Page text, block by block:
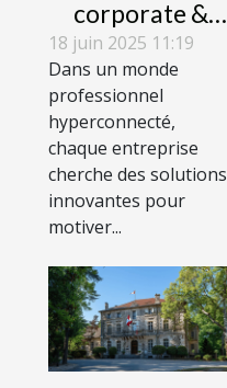
corporate &
bien-être :
comment le spa
et le golf
renforcent la
cohésion
d'équipe ?
18 juin 2025 11:19
Dans un monde
professionnel
hyperconnecté,
chaque entreprise
cherche des solutions
innovantes pour
motiver...